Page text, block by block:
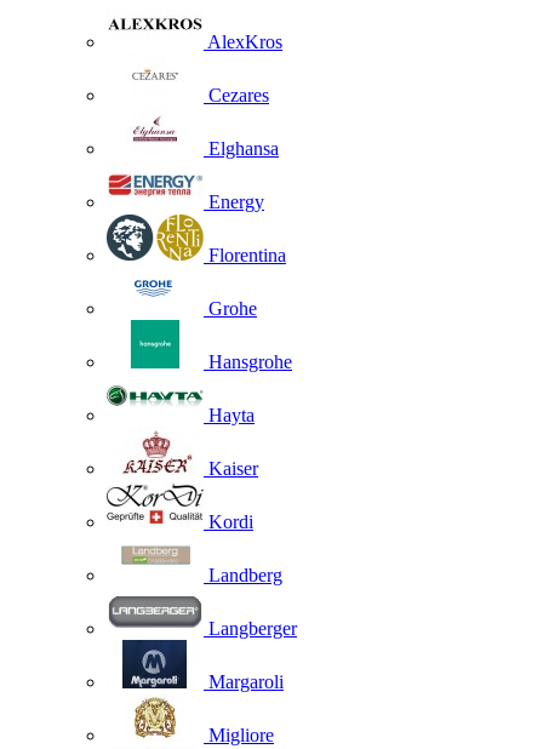
AlexKros
Cezares
Elghansa
Energy
Florentina
Grohe
Hansgrohe
Hayta
Kaiser
Kordi
Landberg
Langberger
Margaroli
Migliore